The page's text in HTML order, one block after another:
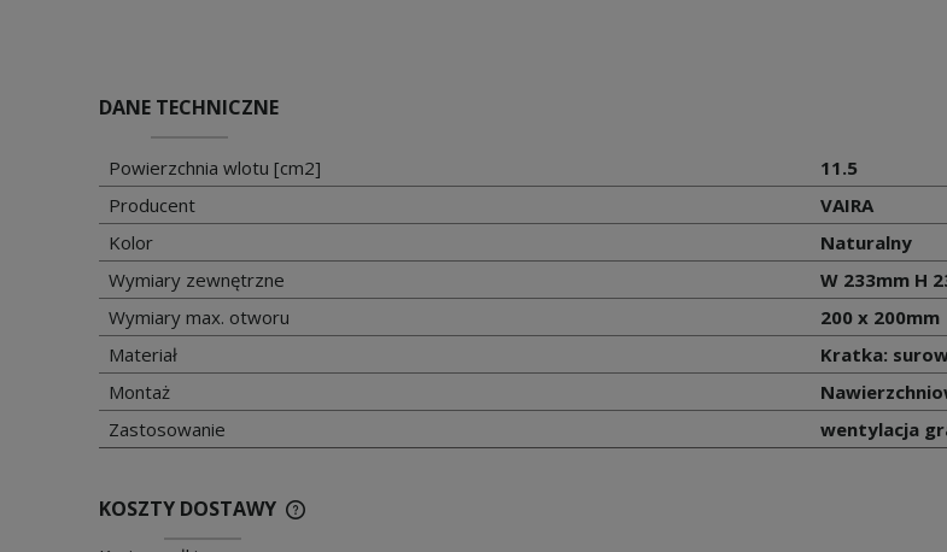
DANE TECHNICZNE
Powierzchnia wlotu [cm2]
11.5
Producent
VAIRA
Kolor
Naturalny
Wymiary zewnętrzne
W 233mm H
Wymiary max. otworu
200 x 200mm
Materiał
Kratka:
Montaż
Zastosowanie
wentylacja
KOSZTY DOSTAWY